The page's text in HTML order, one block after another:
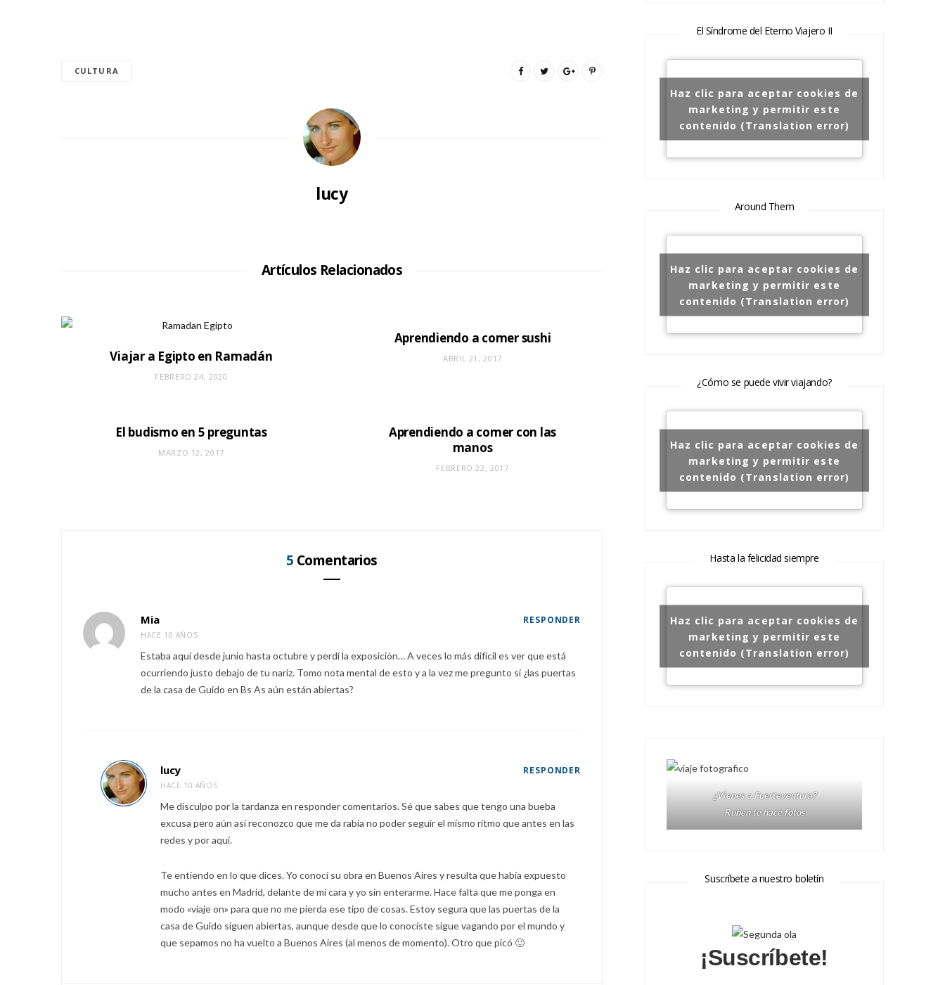
CULTURA
lucy
Artículos Relacionados
Viajar a Egipto en Ramadán
FEBRERO 24, 2020
Aprendiendo a comer sushi
ABRIL 21, 2017
El budismo en 5 preguntas
MARZO 12, 2017
Aprendiendo a comer con las
manos
FEBRERO 22, 2017
5 Comentarios
Mia
HACE 10 AÑOS
RESPONDER
Estaba aquí desde junio hasta octubre y perdí la exposición… A veces lo más difícil es ver que está
ocurriendo justo debajo de tu nariz. Tomo nota mental de esto y a la vez me pregunto si ¿las puertas
de la casa de Guido en Bs As aún están abiertas?
lucy
HACE 10 AÑOS
RESPONDER
Me disculpo por la tardanza en responder comentarios. Sé que sabes que tengo una bueba
excusa pero aún así reconozco que me da rabia no poder seguir el mismo ritmo que antes en las
redes y por aquí.
Te entiendo en lo que dices. Yo conocí su obra en Buenos Aires y resulta que había expuesto
mucho antes en Madrid, delante de mi cara y yo sin enterarme. Hace falta que me ponga en
modo «viaje on» para que no me pierda ese tipo de cosas. Estoy segura que las puertas de la
casa de Guido siguen abiertas, aunque desde que lo conociste sigue vagando por el mundo y
que sepamos no ha vuelto a Buenos Aires (al menos de momento). Otro que picó 🙂
El Síndrome del Eterno Viajero II
Haz clic para aceptar cookies de
marketing y permitir este
contenido (Translation error)
Around Them
Haz clic para aceptar cookies de
marketing y permitir este
contenido (Translation error)
¿Cómo se puede vivir viajando?
Haz clic para aceptar cookies de
marketing y permitir este
contenido (Translation error)
Hasta la felicidad siempre
Haz clic para aceptar cookies de
marketing y permitir este
contenido (Translation error)
¿Vienes a Fuerteventura?
Ruben te hace fotos
Suscríbete a nuestro boletín
¡Suscríbete!